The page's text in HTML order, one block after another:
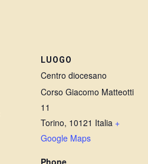
LUOGO
Centro diocesano
Corso Giacomo Matteotti
11
Torino, 10121 Italia +
Google Maps
Phone